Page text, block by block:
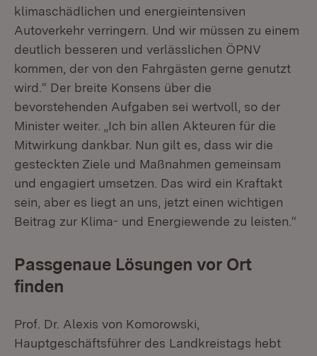
klimaschädlichen und energieintensiven
Autoverkehr verringern. Und wir müssen zu einem
deutlich besseren und verlässlichen ÖPNV
kommen, der von den Fahrgästen gerne genutzt
wird.“ Der breite Konsens über die
bevorstehenden Aufgaben sei wertvoll, so der
Minister weiter. „Ich bin allen Akteuren für die
Mitwirkung dankbar. Nun gilt es, dass wir die
gesteckten Ziele und Maßnahmen gemeinsam
und engagiert umsetzen. Das wird ein Kraftakt
sein, aber es liegt an uns, jetzt einen wichtigen
Beitrag zur Klima- und Energiewende zu leisten.“
Passgenaue Lösungen vor Ort
finden
Prof. Dr. Alexis von Komorowski,
Hauptgeschäftsführer des Landkreistags hebt